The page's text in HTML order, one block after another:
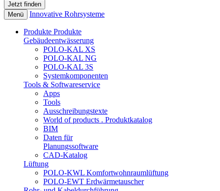
Menü Innovative Rohrsysteme
Produkte Produkte
Gebäudeentwässerung
POLO-KAL XS
POLO-KAL NG
POLO-KAL 3S
Systemkomponenten
Tools & Softwareservice
Apps
Tools
Ausschreibungstexte
World of products . Produktkatalog
BIM
Daten für
Planungssoftware
CAD-Katalog
Lüftung
POLO-KWL Komfortwohnraumlüftung
POLO-EWT Erdwärmetauscher